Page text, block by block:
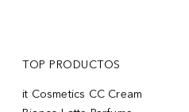
TOP PRODUCTOS
it Cosmetics CC Cream